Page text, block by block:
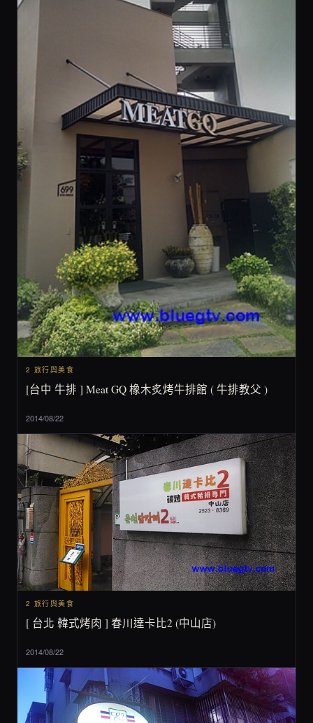
2 旅行與美食
[台中 牛排 ] Meat GQ 橡木炙烤牛排館 ( 牛排教父 )
2014/08/22
2 旅行與美食
[ 台北 韓式烤肉 ] 春川達卡比2 (中山店)
2014/08/22